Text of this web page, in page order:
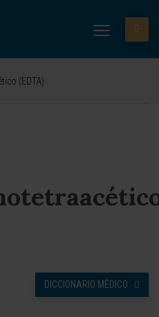
(EDTA)
DICCIONARIO MÉDICO